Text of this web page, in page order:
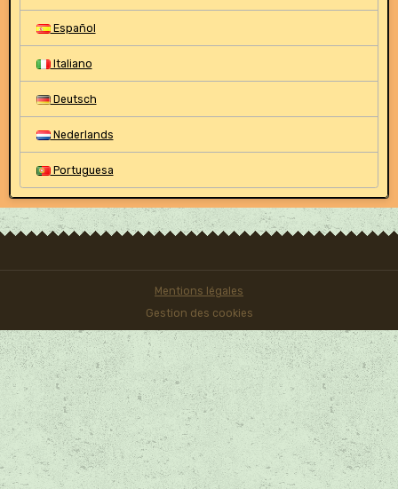
Español
Italiano
Deutsch
Nederlands
Portuguesa
Mentions légales
Gestion des cookies